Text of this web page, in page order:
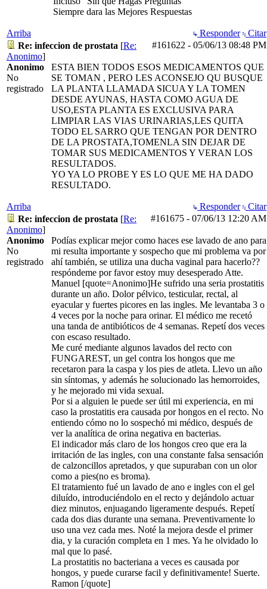
Siempre dara las Mejores Respuestas
Arriba Responder
Citar
#161622 - 05/06/13 08:48 PM
Re: infeccion de prostata [Re:
Anonimo]
Anonimo
No
registrado
ESTA BIEN TODOS ESOS MEDICAMENTOS QUE
SE TOMAN , PERO LES ACONSEJO QU BUSQUE
LA PLANTA LLAMADA SICUA Y LA TOMEN
DESDE AYUNAS, HASTA COMO AGUA DE
USO,ESTA PLANTA ES EXCLUSIVA PARA
LIMPIAR LAS VIAS URINARIAS,LES QUITA
TODO EL SARRO QUE TENGAN POR DENTRO
DE LA PROSTATA,TOMENLA SIN DEJAR DE
TOMAR SUS MEDICAMENTOS Y VERAN LOS
RESULTADOS.
YO YA LO PROBE Y ES LO QUE ME HA DADO
RESULTADO.
Arriba Responder
Citar
#161675 - 07/06/13 12:20 AM
Re: infeccion de prostata [Re:
Anonimo]
Anonimo
No
registrado
Podías explicar mejor como haces ese lavado de ano para
mi resulta importante y sospecho que mi problema va por
ahí también, se utiliza una ducha vaginal para hacerlo??
respóndeme por favor estoy muy desesperado Atte.
Manuel [quote=Anonimo]He sufrido una seria prostatitis
durante un año. Dolor pélvico, testicular, rectal, al
eyacular y fuertes picores en las ingles. Me levantaba 3 o
4 veces por la noche para orinar. El médico me recetó
una tanda de antibióticos de 4 semanas. Repetí dos veces
con escaso resultado.
Me curé mediante algunos lavados del recto con
FUNGAREST, un gel contra los hongos que me
recetaron para la caspa y los pies de atleta. Llevo un año
sin síntomas, y además he solucionado las hemorroides,
y he mejorado mi vida sexual.
Por si a alguien le puede ser útil mi experiencia, en mi
caso la prostatitis era causada por hongos en el recto. No
entiendo cómo no lo sospechó mi médico, después de
ver la analítica de orina negativa en bacterias.
El indicador más claro de los hongos creo que era la
irritación de las ingles, con una constante falsa sensación
de calzoncillos apretados, y que supuraban con un olor
como a pies(no es broma).
El tratamiento fué un lavado de ano e ingles con el gel
diluído, introduciéndolo en el recto y dejándolo actuar
diez minutos, enjuagando ligeramente después. Repetí
cada dos dias durante una semana. Preventivamente lo
uso una vez cada mes. Noté la mejora desde el primer
dia, y la curación completa en 1 mes. Ya he olvidado lo
mal que lo pasé.
La prostatitis no bacteriana a veces es causada por
hongos, y puede curarse facil y definitivamente! Suerte.
Ramon [/quote]